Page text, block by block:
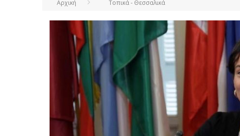
Αρχική Τοπικά - Θεσσαλικά